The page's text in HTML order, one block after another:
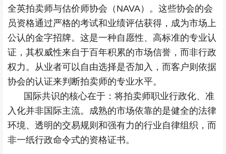
全英拍卖师与估价师协会（NAVA）。这些协会的会
员资格通过严格的考试和业绩评估获得，成为市场上
公认的金字招牌。这是一种自愿性、高标准的专业认
证，其权威性来自于百年积累的市场信誉，而非行政
权力。从业者可以自由选择是否加入，而客户则依据
协会的认证来判断拍卖师的专业水平。
国际共识的核心在于：将拍卖师职业行政化、准
入化并非国际主流。成熟的市场依靠的是健全的法律
环境、透明的交易规则和强有力的行业自律组织，而
非一纸行政命令式的资格证书。